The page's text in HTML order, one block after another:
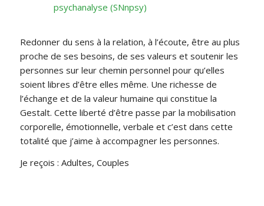
psychanalyse (SNnpsy)
Redonner du sens à la relation, à l’écoute, être au plus
proche de ses besoins, de ses valeurs et soutenir les
personnes sur leur chemin personnel pour qu’elles
soient libres d’être elles même. Une richesse de
l’échange et de la valeur humaine qui constitue la
Gestalt. Cette liberté d’être passe par la mobilisation
corporelle, émotionnelle, verbale et c’est dans cette
totalité que j’aime à accompagner les personnes.
Je reçois : Adultes, Couples